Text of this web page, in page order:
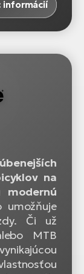
informácií
na
modernú
umožňuje
Či už
MTB